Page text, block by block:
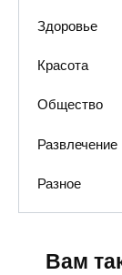
Здоровье
Красота
Общество
Развлечение
Разное
Вам